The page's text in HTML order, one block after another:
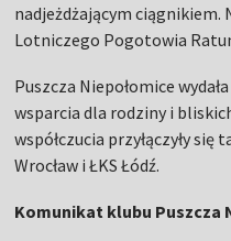
nadjeżdżającym ciągnikiem.
Lotniczego Pogotowia
Puszcza Niepołomice
wsparcia dla rodziny i
współczucia przyłączyły się
Wrocław i ŁKS Łódź.
Komunikat klubu Puszcza